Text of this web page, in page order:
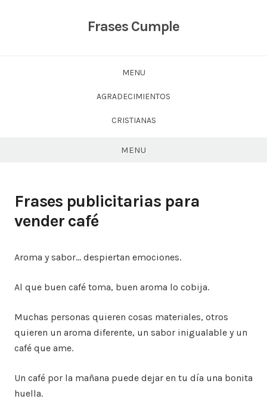
Frases Cumple
MENU
AGRADECIMIENTOS
CRISTIANAS
MENU
Frases publicitarias para
vender café
Aroma y sabor… despiertan emociones.
Al que buen café toma, buen aroma lo cobija.
Muchas personas quieren cosas materiales, otros
quieren un aroma diferente, un sabor inigualable y un
café que ame.
Un café por la mañana puede dejar en tu día una bonita
huella.